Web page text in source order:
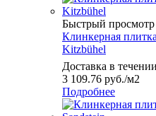
Быстрый просмотр
Клинкерная
Kitzbühel
Доставка в
3 109.76 руб./м2
Подробнее